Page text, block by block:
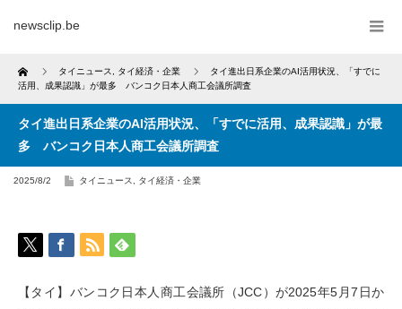
newsclip.be
Home タイニュース タイ経済・企業
タイ進出日系企業のAI活用状況、「すでに
活用、成果認識」が最多 バンコク日本人商工会議所調査
タイ進出日系企業のAI活用状況、「すでに活用、成果認識」が最
多 バンコク日本人商工会議所調査
2025/8/2 タイニュース タイ経済・企業
【タイ】バンコク日本人商工会議所（JCC）が2025年5月7日か